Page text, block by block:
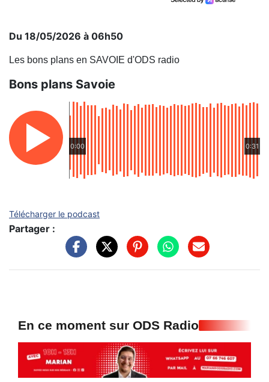
Du 18/05/2026 à 06h50
Les bons plans en SAVOIE d'ODS radio
Bons plans Savoie
0:00 0:31
Télécharger le podcast
Partager :
En ce moment sur ODS Radio